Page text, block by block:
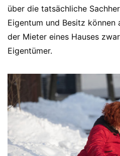
über die tatsächliche
Eigentum und Besitz können
der Mieter eines Hauses
Eigentümer.